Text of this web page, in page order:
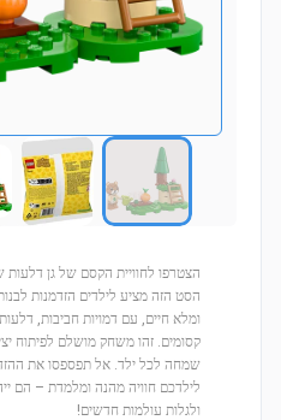
הסט הזה מציע לילדים הזדמנות לבנות
ומלא חיים, עם דמויות חביבות,
קסומים. זהו משחק מושלם לפיתוח
שמחה לכל ילד. אל תפספסו את
לילדכם חוויה מהנה ומלמדת – הם
ולגלות עולמות חדשים!